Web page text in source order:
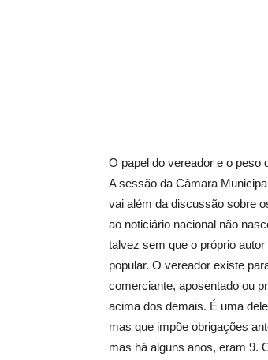
O papel do vereador e o peso
A sessão da Câmara
vai além da discussão sobre
ao noticiário nacional não
talvez sem que o próprio
popular. O vereador existe
comerciante, aposentado ou
acima dos demais. É uma
mas que impõe obrigações
mas há alguns anos, eram 9.